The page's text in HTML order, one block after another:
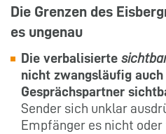
Die Grenzen des
es ungenau
Die verbalisierte
nicht zwangsläufig
Gesprächspartner
Sender sich unklar
Empfänger es nicht